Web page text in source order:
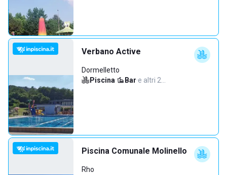
Verbano Active
Dormelletto
Piscina· Bar·e altri 2…
Piscina Comunale Molinello
Rho